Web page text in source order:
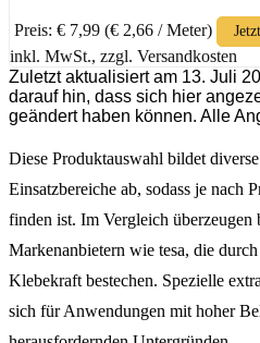
Preis: € 7,99 (€ 2,66 / Meter)
inkl. MwSt., zzgl. Versandkosten
Zuletzt aktualisiert am 13. Juli
darauf hin, dass sich hier
geändert haben können. Alle
Diese Produktauswahl bildet
Einsatzbereiche ab, sodass je nach
finden ist. Im Vergleich überzeugen
Markenanbietern wie tesa, die
Klebekraft bestechen. Spezielle
sich für Anwendungen mit hoher